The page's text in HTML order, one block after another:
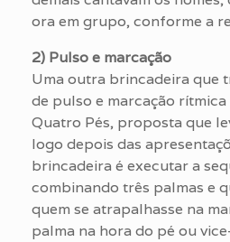
ora em grupo, conforme a
2) Pulso e marcação
Uma outra brincadeira que
de pulso e marcação rítmica
Quatro Pés, proposta que
logo depois das
brincadeira é executar a
combinando três palmas e
quem se atrapalhasse na
palma na hora do pé ou